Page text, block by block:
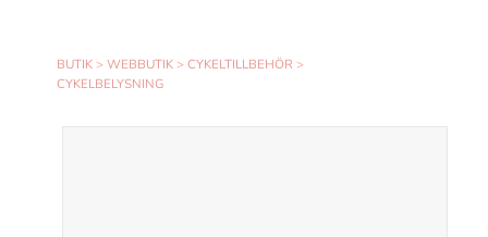
BUTIK > WEBBUTIK > CYKELTILLBEHÖR >
CYKELBELYSNING